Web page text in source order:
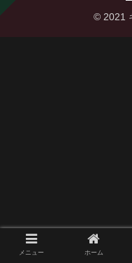
© 2021
メニュー ホーム